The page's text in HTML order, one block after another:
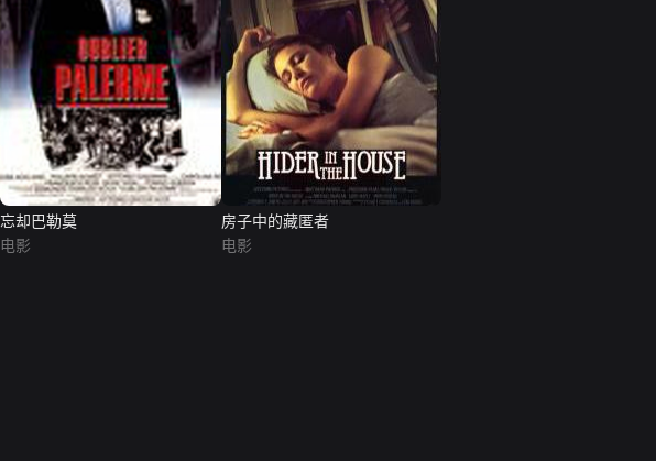
忘却巴勒莫
电影
房子中的藏匿者
电影